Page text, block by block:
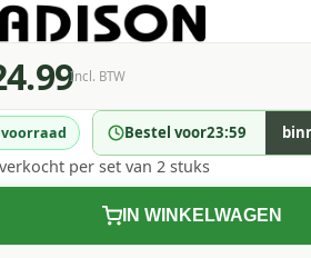
Incl. BTW
Bestel voor23:59
per set van 2 stuks
IN WINKELWAGEN